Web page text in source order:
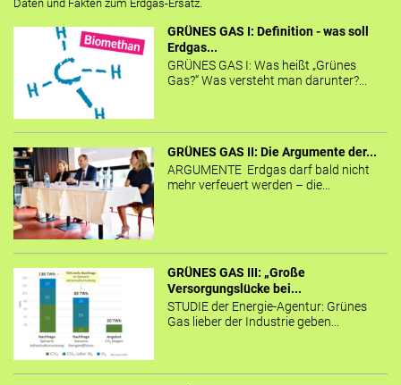
Daten und Fakten zum Erdgas-Ersatz.
GRÜNES GAS I: Definition - was soll
Erdgas...
GRÜNES GAS I: Was heißt „Grünes
Gas?“ Was versteht man darunter?...
GRÜNES GAS II: Die Argumente der...
ARGUMENTE Erdgas darf bald nicht
mehr verfeuert werden – die...
GRÜNES GAS III: „Große
Versorgungslücke bei...
STUDIE der Energie-Agentur: Grünes
Gas lieber der Industrie geben...